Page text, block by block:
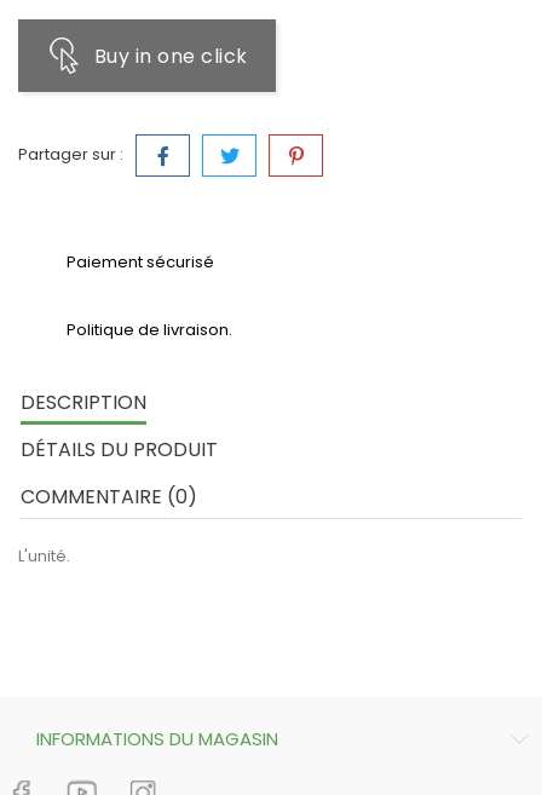
Buy in one click
Partager sur :
Paiement sécurisé
Politique de livraison.
DESCRIPTION
DÉTAILS DU PRODUIT
COMMENTAIRE (0)
L'unité.
INFORMATIONS DU MAGASIN